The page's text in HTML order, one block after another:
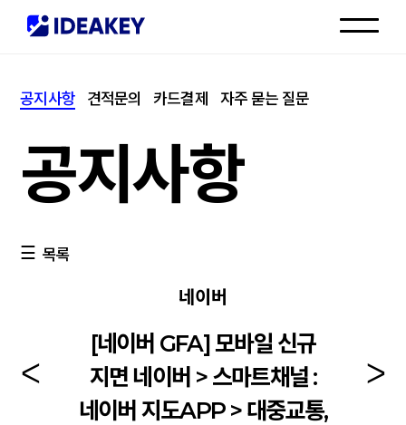
고객센터
공지사항 견적문의 카드결제 자주 묻는 질문
공지사항
목록
네이버
[네이버 GFA] 모바일 신규
지면 네이버 > 스마트채널 :
네이버 지도APP > 대중교통,